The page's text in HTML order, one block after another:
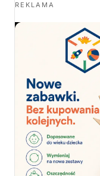
REKLAMA